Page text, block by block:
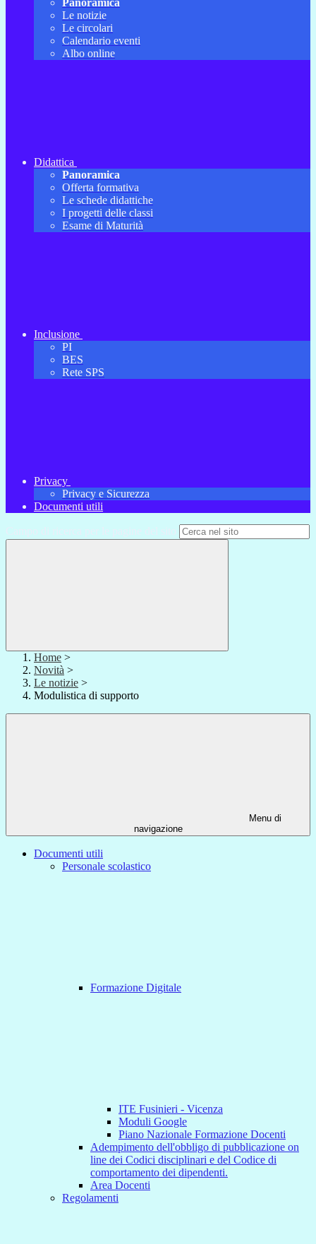
Panoramica
Le notizie
Le circolari
Calendario eventi
Albo online
Didattica
Panoramica
Offerta formativa
Le schede didattiche
I progetti delle classi
Esame di Maturità
Inclusione
PI
BES
Rete SPS
Privacy
Privacy e Sicurezza
Documenti utili
Campo di ricerca per le pagine del sito
Home >
Novità >
Le notizie >
Modulistica di supporto
Menu di
navigazione
Documenti utili
Personale scolastico
Formazione Digitale
ITE Fusinieri - Vicenza
Moduli Google
Piano Nazionale Formazione Docenti
Adempimento dell'obbligo di pubblicazione on
line dei Codici disciplinari e del Codice di
comportamento dei dipendenti.
Area Docenti
Regolamenti